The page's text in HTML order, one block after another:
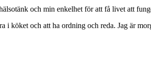
och min enkelhet för att få livet att
i köket och att ha ordning och reda. Jag är